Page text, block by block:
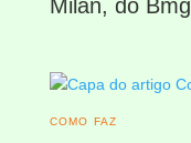
Milan, do Bmg
COMO FAZ